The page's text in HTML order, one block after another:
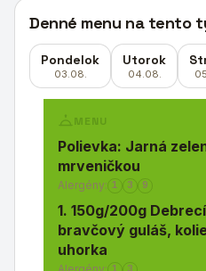
Denné menu na tento
Pondelok
03.08.
Utorok
04.08.
MENU
Polievka: Jarná
mrveničkou
Alergény: 1 3 9
1. 150g/200g
bravčový guláš,
uhorka